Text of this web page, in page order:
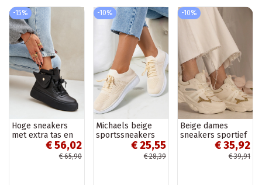
-15%
Hoge sneakers
met extra tas en
platform zwarte
kleur Saramis
€ 56,02
€ 65,90
-10%
Michaels beige
sportssneakers
€ 25,55
€ 28,39
-10%
Beige dames
sneakers sportief
met glitters€ 35,92
€ 39,91